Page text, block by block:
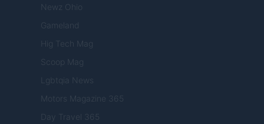
Newz Ohio
Gameland
Hig Tech Mag
Scoop Mag
Lgbtqia News
Motors Magazine 365
Day Travel 365